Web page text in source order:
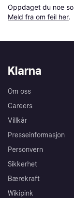
Oppdaget du noe
Meld fra om feil her.
Klarna
Om oss
Careers
Villkår
Presseinformasjon
Personvern
Sikkerhet
Bærekraft
Wikipink